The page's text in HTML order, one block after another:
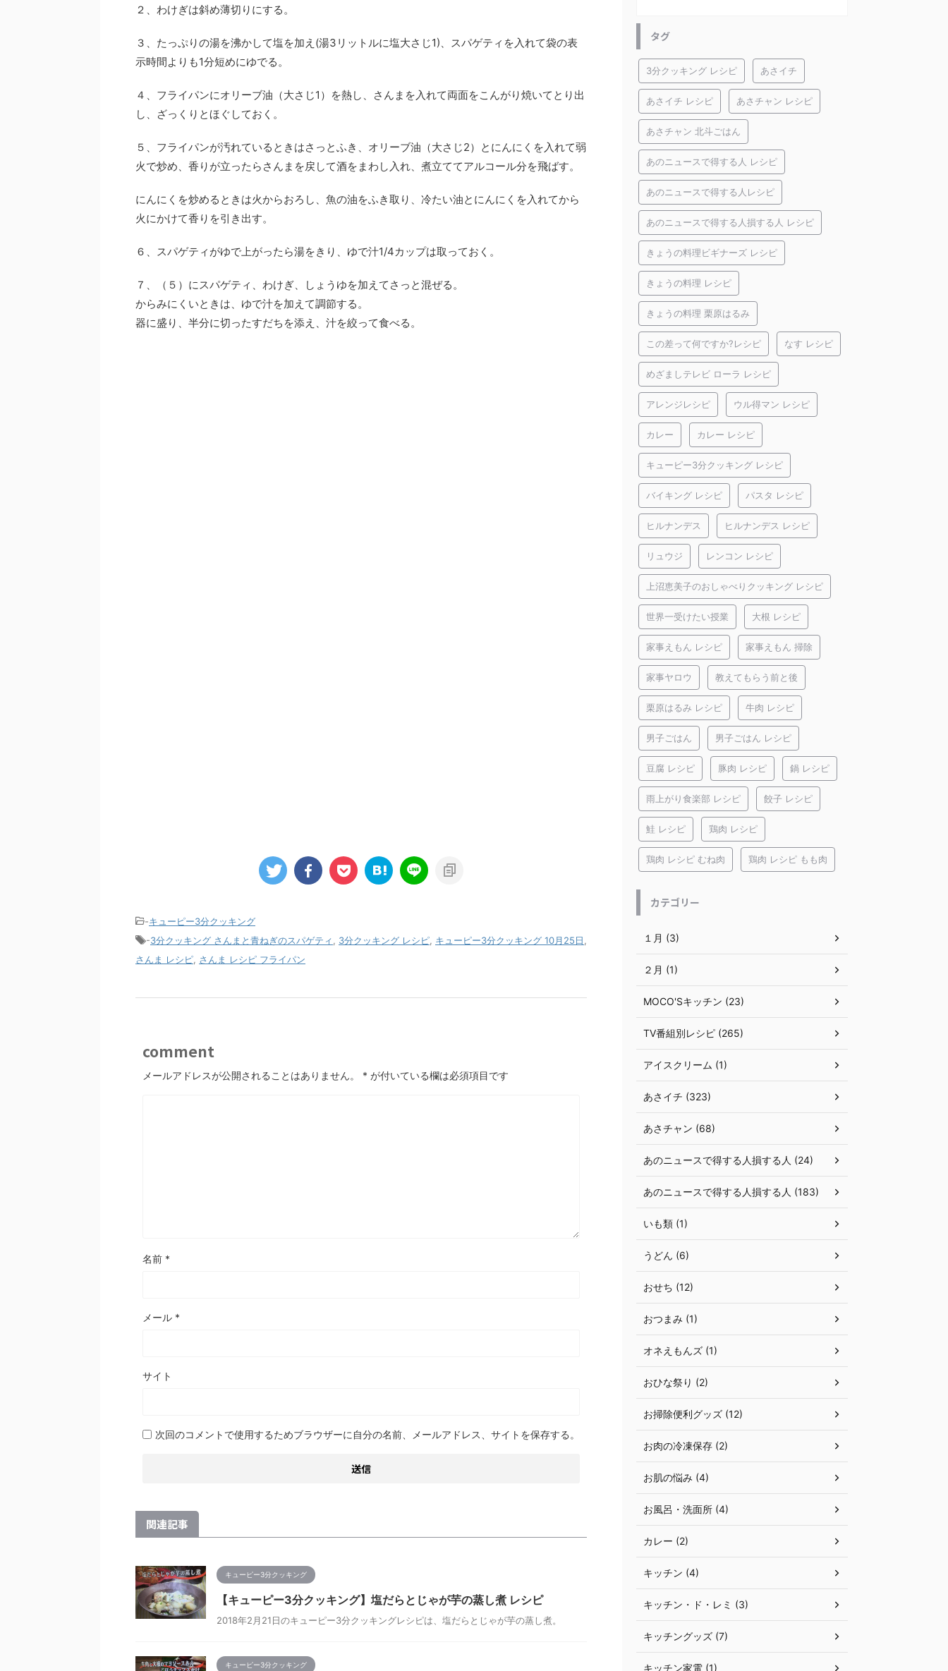
２、わけぎは斜め薄切りにする。
３、たっぷりの湯を沸かして塩を加え(湯3リットルに塩大さじ1)、スパゲティを入れて袋の表
示時間よりも1分短めにゆでる。
４、フライパンにオリーブ油（大さじ1）を熱し、さんまを入れて両面をこんがり焼いてとり出
し、ざっくりとほぐしておく。
５、フライパンが汚れているときはさっとふき、オリーブ油（大さじ2）とにんにくを入れて弱
火で炒め、香りが立ったらさんまを戻して酒をまわし入れ、煮立ててアルコール分を飛ばす。
にんにくを炒めるときは火からおろし、魚の油をふき取り、冷たい油とにんにくを入れてから
火にかけて香りを引き出す。
６、スパゲティがゆで上がったら湯をきり、ゆで汁1/4カップは取っておく。
７、（５）にスパゲティ、わけぎ、しょうゆを加えてさっと混ぜる。
からみにくいときは、ゆで汁を加えて調節する。
器に盛り、半分に切ったすだちを添え、汁を絞って食べる。
-キューピー3分クッキング
-3分クッキング さんまと青ねぎのスパゲティ 3分クッキング レシピ キューピー3分クッキング 10月25日
さんま レシピ さんま レシピ フライパン
comment
メールアドレスが公開されることはありません。 * が付いている欄は必須項目です
名前 *
メール *
サイト
次回のコメントで使用するためブラウザーに自分の名前、メールアドレス、サイトを保存する。
関連記事
キューピー3分クッキング
【キューピー3分クッキング】塩だらとじゃが芋の蒸し煮 レシピ
2018年2月21日のキューピー3分クッキングレシピは、塩だらとじゃが芋の蒸し煮。
キューピー3分クッキング
タグ
3分クッキング レシピ あさイチ
あさイチ レシピ あさチャン レシピ
あさチャン 北斗ごはん
あのニュースで得する人 レシピ
あのニュースで得する人レシピ
あのニュースで得する人損する人 レシピ
きょうの料理ビギナーズ レシピ
きょうの料理 レシピ
きょうの料理 栗原はるみ
この差って何ですか?レシピ なす レシピ
めざましテレビ ローラ レシピ
アレンジレシピ ウル得マン レシピ
カレー カレー レシピ
キューピー3分クッキング レシピ
バイキング レシピ パスタ レシピ
ヒルナンデス ヒルナンデス レシピ
リュウジ レンコン レシピ
上沼恵美子のおしゃべりクッキング レシピ
世界一受けたい授業 大根 レシピ
家事えもん レシピ 家事えもん 掃除
家事ヤロウ 教えてもらう前と後
栗原はるみ レシピ 牛肉 レシピ
男子ごはん 男子ごはん レシピ
豆腐 レシピ 豚肉 レシピ 鍋 レシピ
雨上がり食楽部 レシピ 餃子 レシピ
鮭 レシピ 鶏肉 レシピ
鶏肉 レシピ むね肉 鶏肉 レシピ もも肉
カテゴリー
１月 (3)
２月 (1)
MOCO'Sキッチン (23)
TV番組別レシピ (265)
アイスクリーム (1)
あさイチ (323)
あさチャン (68)
あのニュースで得する人損する人 (24)
あのニュースで得する人損する人 (183)
いも類 (1)
うどん (6)
おせち (12)
おつまみ (1)
オネえもんズ (1)
おひな祭り (2)
お掃除便利グッズ (12)
お肉の冷凍保存 (2)
お肌の悩み (4)
お風呂・洗面所 (4)
カレー (2)
キッチン (4)
キッチン・ド・レミ (3)
キッチングッズ (7)
キッチン家電 (1)